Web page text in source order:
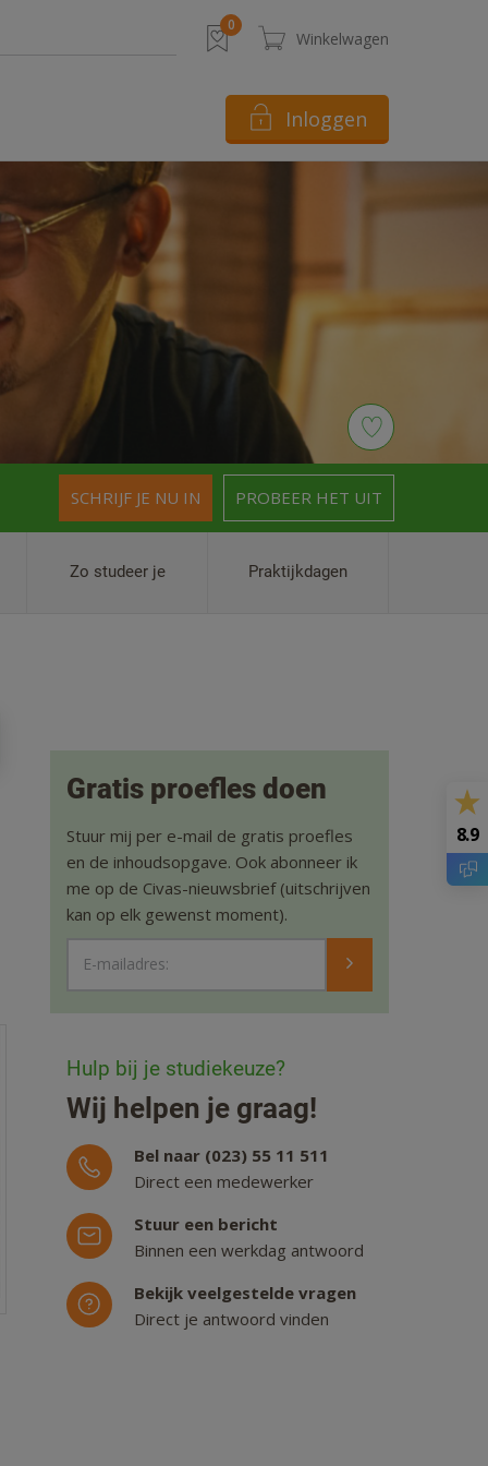
Inloggen
SCHRIJF JE NU IN PROBEER HET UIT
Zo studeer je Praktijkdagen
8.9
Gratis proefles doen
Stuur mij per e-mail de gratis proefles
en de inhoudsopgave. Ook abonneer ik
me op de Civas-nieuwsbrief (uitschrijven
kan op elk gewenst moment).
E-mailadres:
Hulp bij je studiekeuze?
Wij helpen je graag!
Bel naar (023) 55 11 511
Direct een medewerker
Stuur een bericht
Binnen een werkdag antwoord
Bekijk veelgestelde vragen
Direct je antwoord vinden